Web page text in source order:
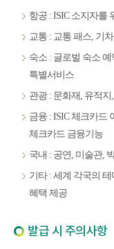
항공 : ISIC 소지자를
교통 : 교통 패스, 기
숙소 : 글로벌 숙소
특별서비스
관광 : 문화재, 유적
금융 : ISIC 체크카드
체크카드 금융기능
국내 : 공연, 미술관,
기타 : 세계 각국의
혜택 제공
발급 시 주의사항